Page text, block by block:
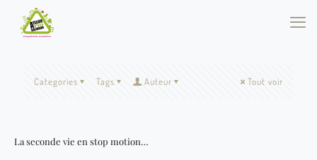
Categories Tags Auteur Tout voir
La seconde vie en stop motion…